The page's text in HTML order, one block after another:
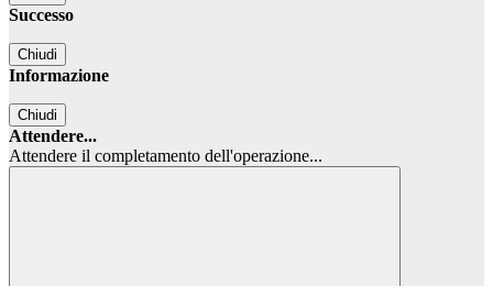
Successo
Chiudi
Informazione
Chiudi
Attendere...
Attendere il completamento dell'operazione...